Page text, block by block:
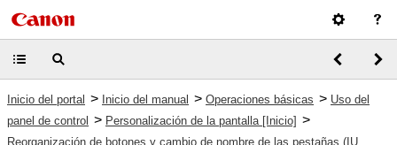
Inicio del portal > Inicio del manual > Operaciones básicas > Uso del
panel de control > Personalización de la pantalla [Inicio] >
Reorganización de botones y cambio de nombre de las pestañas (IU